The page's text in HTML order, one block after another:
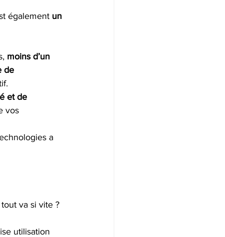
également un
moins d’un
de
et de
vos
a
va si vite ?
utilisation